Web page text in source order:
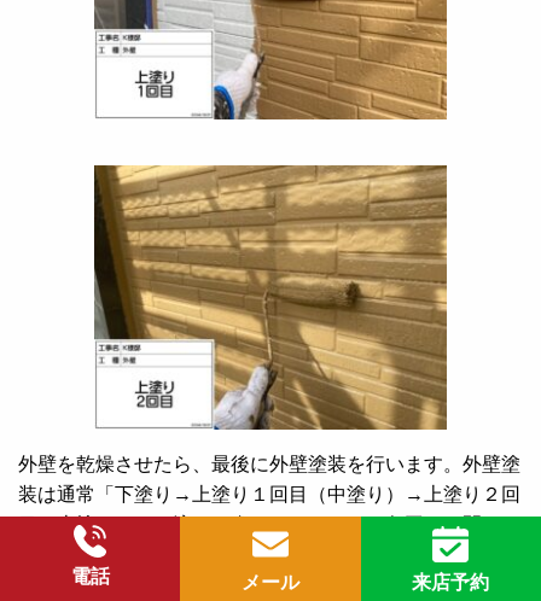
外壁を乾燥させたら、最後に外壁塗装を行います。外壁塗
装は通常「下塗り→上塗り１回目（中塗り）→上塗り２回
目（上塗り）」の流れで進めていきます。各工程の間には
施工不良を防ぐために、塗装後の乾燥が必要です。十分に
乾燥させたら、次の行程に移ります。
電話 メール 来店予約